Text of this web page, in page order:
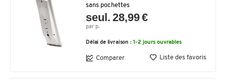
sans pochettes
seul. 28,99 €
par p.
Délai de livraison : 1-2 jours ouvrables
Comparer Liste des favoris